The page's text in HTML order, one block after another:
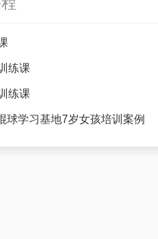
练课
练课
球学习基地7岁女孩培训案例